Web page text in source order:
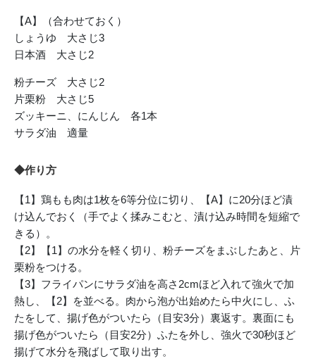
【A】（合わせておく）
しょうゆ 大さじ3
日本酒 大さじ2
粉チーズ 大さじ2
片栗粉 大さじ5
ズッキーニ、にんじん 各1本
サラダ油 適量
◆作り方
【1】鶏もも肉は1枚を6等分位に切り、【A】に20分ほど漬
け込んでおく（手でよく揉みこむと、漬け込み時間を短縮で
きる）。
【2】【1】の水分を軽く切り、粉チーズをまぶしたあと、片
栗粉をつける。
【3】フライパンにサラダ油を高さ2cmほど入れて強火で加
熱し、【2】を並べる。肉から泡が出始めたら中火にし、ふ
たをして、揚げ色がついたら（目安3分）裏返す。裏面にも
揚げ色がついたら（目安2分）ふたを外し、強火で30秒ほど
揚げて水分を飛ばして取り出す。